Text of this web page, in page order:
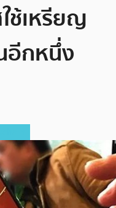
ช้เหรียญ
อีกหนึ่ง